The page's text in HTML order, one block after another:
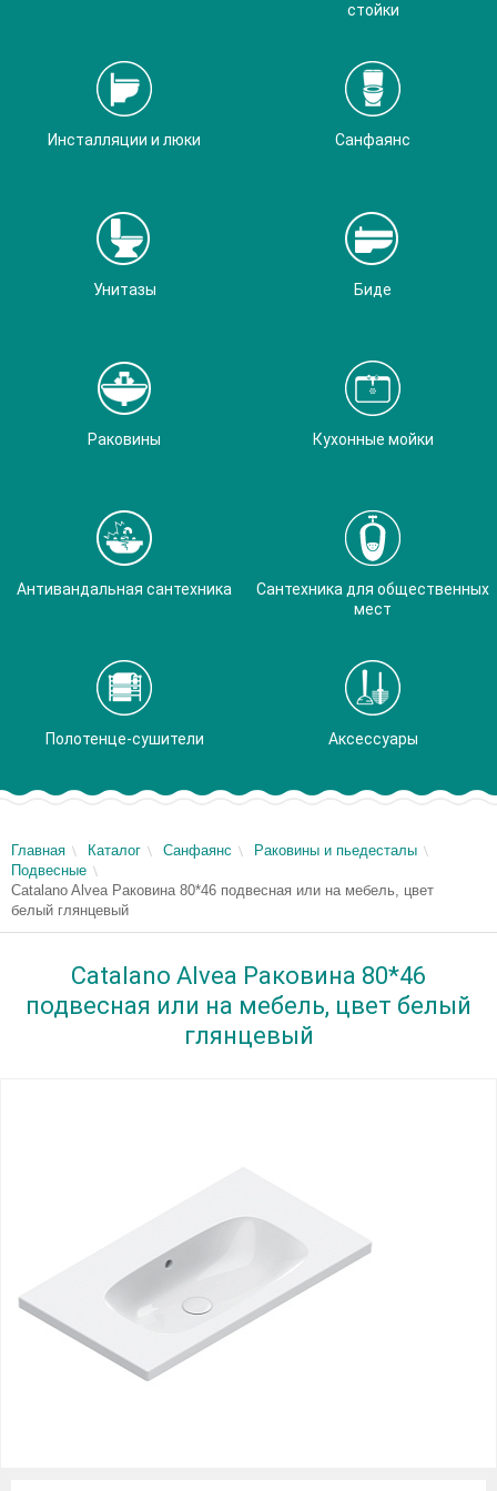
стойки
Инсталляции и люки Санфаянс
Унитазы Биде
Раковины Кухонные мойки
Антивандальная сантехника
Сантехника для общественных
мест
Полотенце-сушители Аксессуары
Главная Каталог Санфаянс
Раковины и пьедесталы
Подвесные
Catalano Alvea Раковина 80*46 подвесная или на мебель, цвет
белый глянцевый
Catalano Alvea Раковина 80*46
подвесная или на мебель, цвет белый
глянцевый